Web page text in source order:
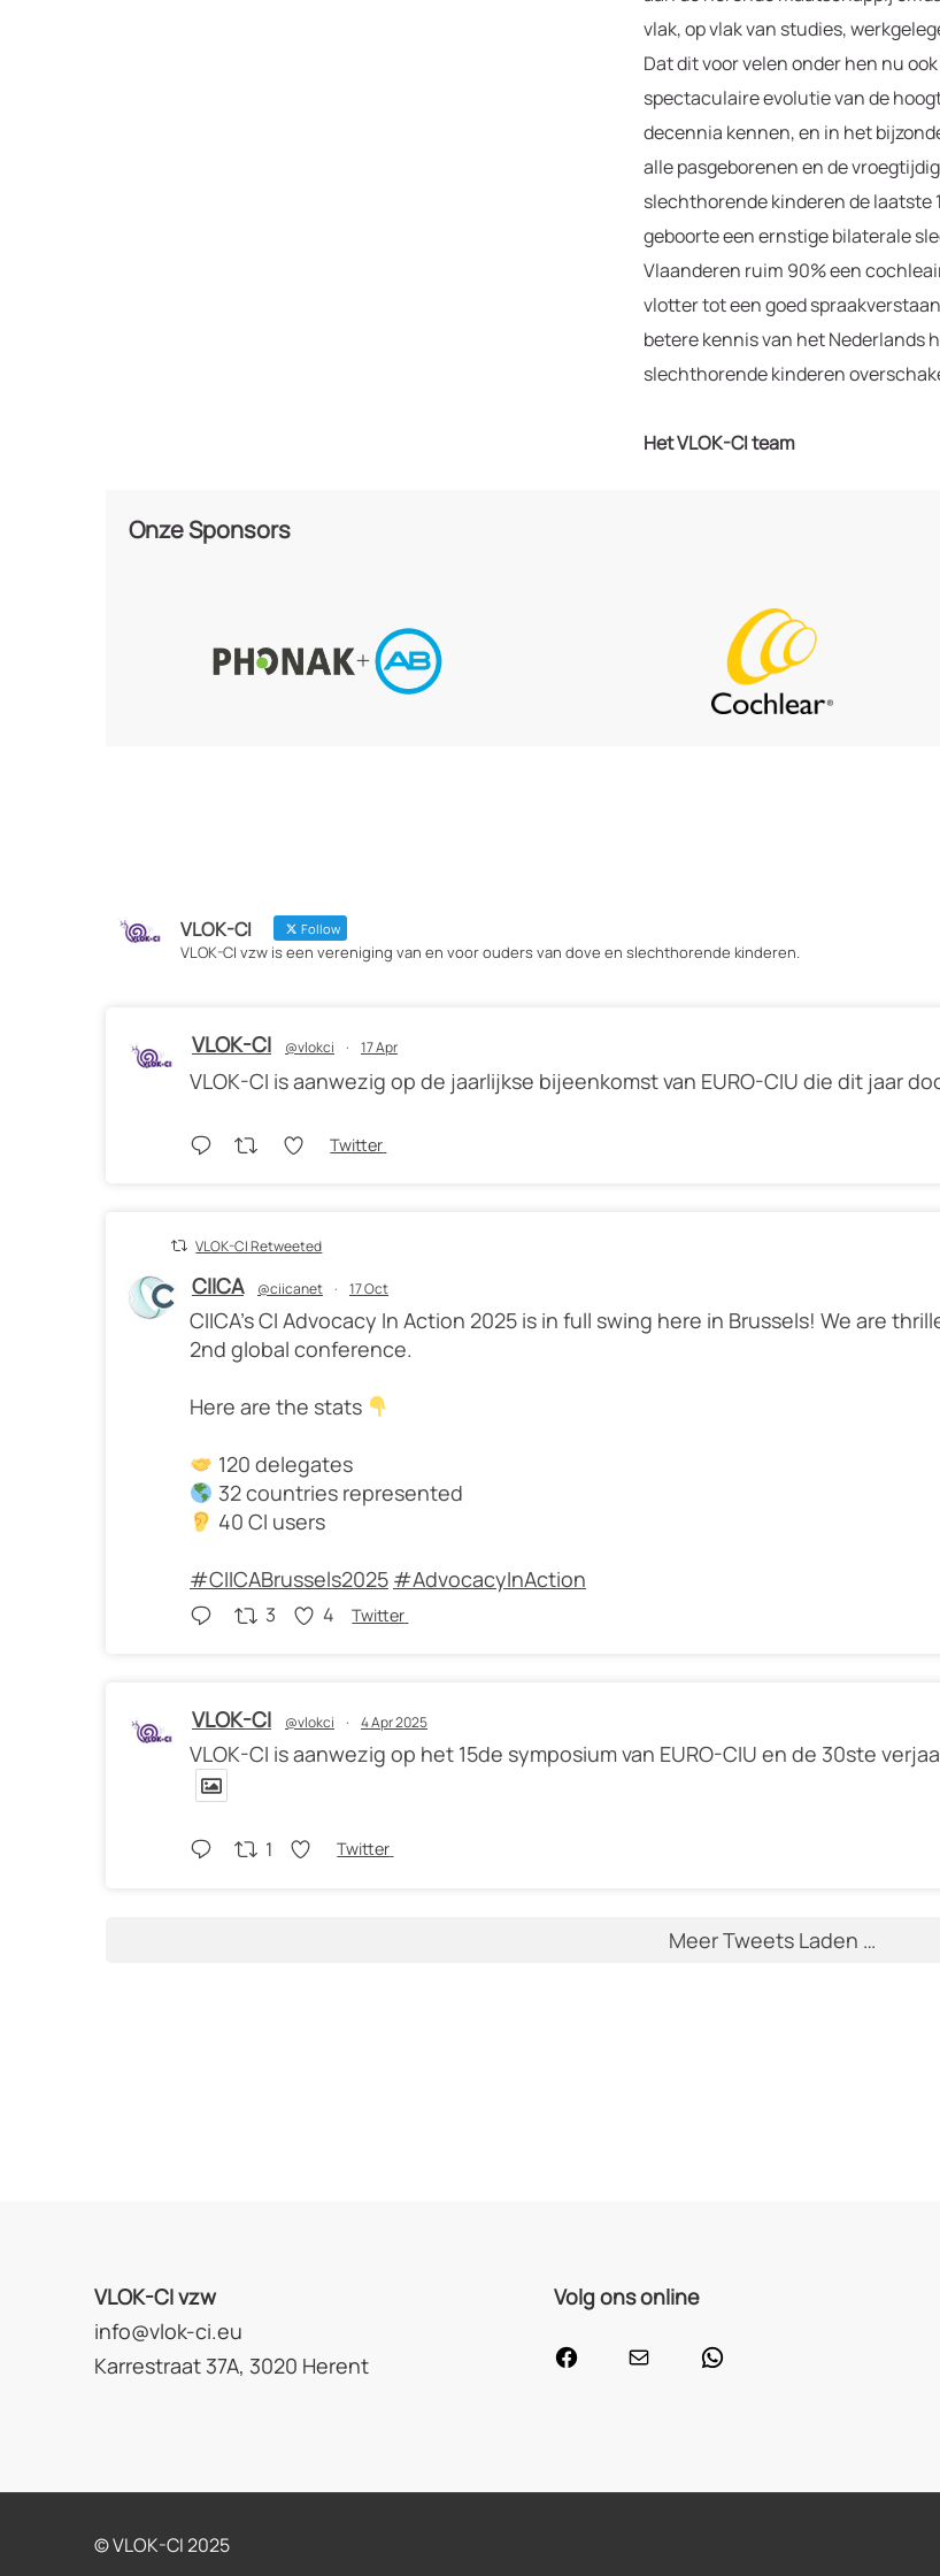
vlak, op vlak van studies,
Dat dit voor velen onder hen nu
spectaculaire evolutie van de
decennia kennen, en in het
alle pasgeborenen en de
slechthorende kinderen de laatste
geboorte een ernstige bilaterale
Vlaanderen ruim 90% een
vlotter tot een goed
betere kennis van het Nederlands
slechthorende kinderen
Het VLOK-CI team
Onze Sponsors
VLOK-CI Follow
VLOK-CI vzw is een vereniging van en voor ouders van dove en slechthorende kinderen.
VLOK-CI @vlokci · 17 Apr
VLOK-CI is aanwezig op de jaarlijkse bijeenkomst van EURO-CIU die dit jaar
Twitter
VLOK-CI Retweeted
CIICA @ciicanet · 17 Oct
CIICA’s CI Advocacy In Action 2025 is in full swing here in Brussels! We are
2nd global conference.
Here are the stats
120 delegates
32 countries represented
40 CI users
#CIICABrussels2025 #AdvocacyInAction
3 4 Twitter
VLOK-CI @vlokci · 4 Apr 2025
VLOK-CI is aanwezig op het 15de symposium van EURO-CIU en de 30ste
1 Twitter
Meer Tweets Laden …
VLOK-CI vzw
info@vlok-ci.eu
Karrestraat 37A, 3020 Herent
Volg ons online
Facebook Mail WhatsApp
© VLOK-CI 2025